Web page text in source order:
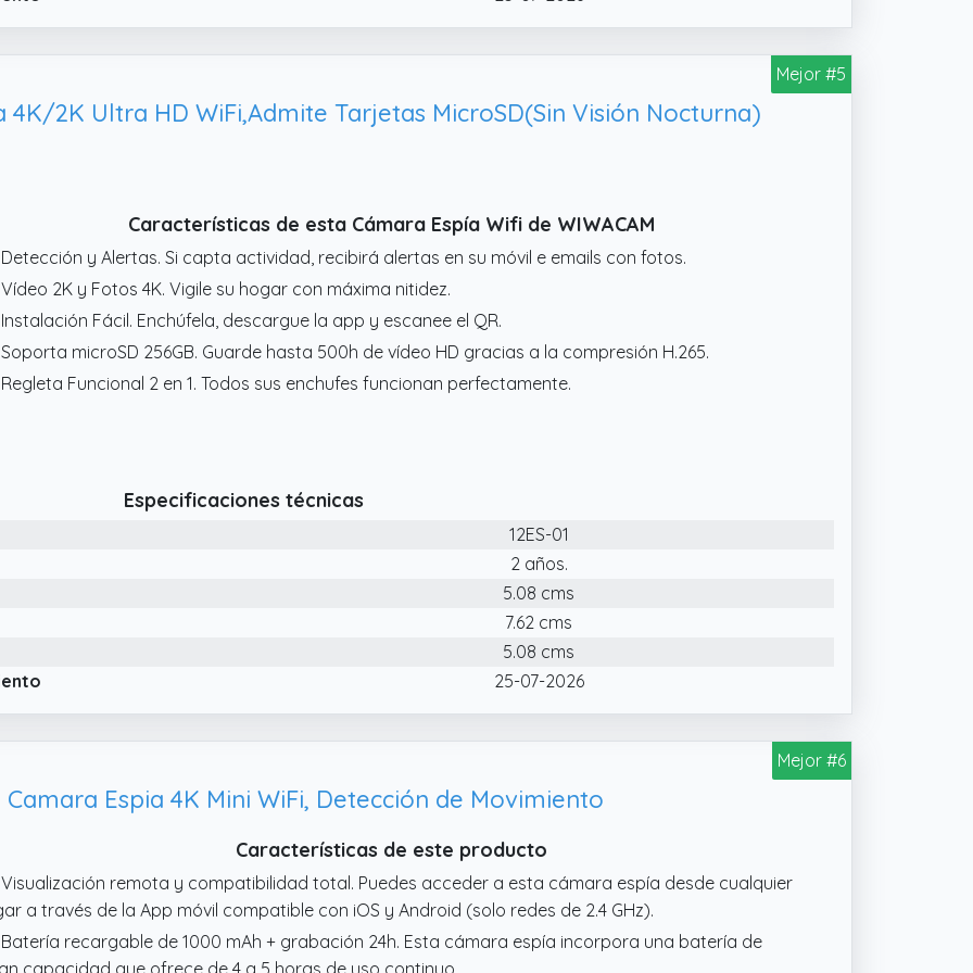
captura una amplia área de visualización. Además, el cable plano de 10 cm permite un
ocultamiento, lo que permite llevarlo como un botón, por ejemplo.
Mejor #5
4K/2K Ultra HD WiFi,Admite Tarjetas MicroSD(Sin Visión Nocturna)
Características de esta Cámara Espía Wifi de WIWACAM
y Alertas. Si capta actividad, recibirá alertas en su móvil e emails con fotos.
2K y Fotos 4K. Vigile su hogar con máxima nitidez.
Fácil. Enchúfela, descargue la app y escanee el QR.
microSD 256GB. Guarde hasta 500h de vídeo HD gracias a la compresión H.265.
Funcional 2 en 1. Todos sus enchufes funcionan perfectamente.
Especificaciones técnicas
12ES-01
2 años.
5.08 cms
7.62 cms
5.08 cms
25-07-2026
Mejor #6
Camara Espia 4K Mini WiFi, Detección de Movimiento
Características de este producto
remota y compatibilidad total. Puedes acceder a esta cámara espía desde cualquier
a través de la App móvil compatible con iOS y Android (solo redes de 2.4 GHz).
recargable de 1000 mAh + grabación 24h. Esta cámara espía incorpora una batería de